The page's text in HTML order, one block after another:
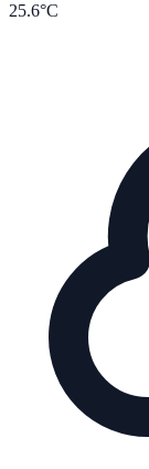
25.6°C